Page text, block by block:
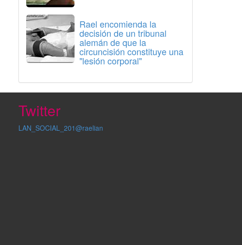
Rael encomienda la
decisión de un tribunal
alemán de que la
circuncisión constituye una
"lesión corporal"
Twitter
LAN_SOCIAL_201@raelian